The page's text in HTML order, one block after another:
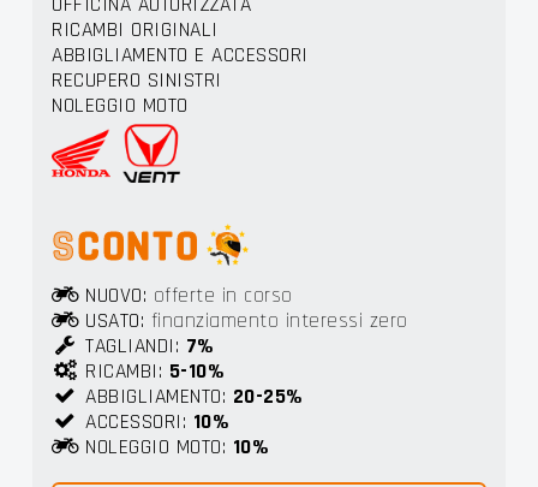
RICAMBI ORIGINALI
ABBIGLIAMENTO E ACCESSORI
RECUPERO SINISTRI
NOLEGGIO MOTO
SCONTO
NUOVO: offerte in corso
USATO: finanziamento interessi zero
TAGLIANDI: 7%
RICAMBI: 5-10%
ABBIGLIAMENTO: 20-25%
ACCESSORI: 10%
NOLEGGIO MOTO: 10%